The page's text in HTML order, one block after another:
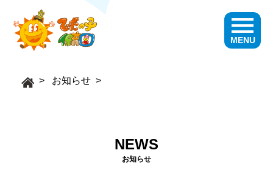
MENU
お知らせ
NEWS
お知らせ